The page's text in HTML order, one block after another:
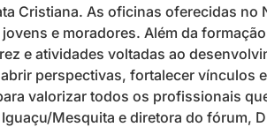
Cristiana. As oficinas oferecidas no
e moradores. Além da
e atividades voltadas ao
perspectivas, fortalecer vínculos
valorizar todos os profissionais
Mesquita e diretora do fórum,